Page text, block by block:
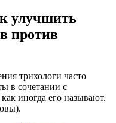
улучшить
против
трихологи часто
в сочетании с
иногда его называют.